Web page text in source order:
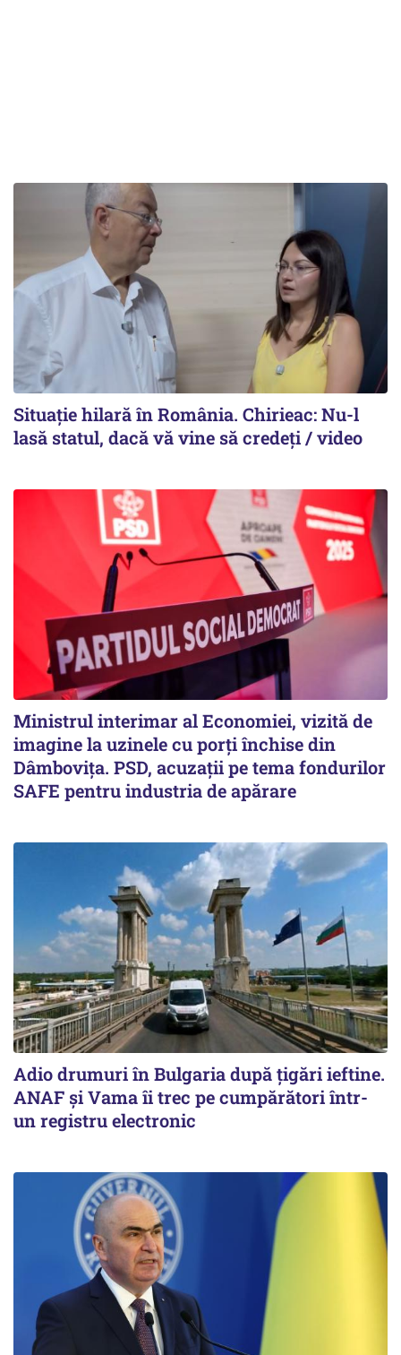
Situație hilară în România. Chirieac: Nu-l
lasă statul, dacă vă vine să credeți / video
Ministrul interimar al Economiei, vizită de
imagine la uzinele cu porți închise din
Dâmbovița. PSD, acuzații pe tema fondurilor
SAFE pentru industria de apărare
Adio drumuri în Bulgaria după țigări ieftine.
ANAF și Vama îi trec pe cumpărători într-
un registru electronic